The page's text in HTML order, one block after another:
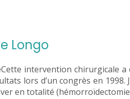
Longo
intervention chirurgicale
lors d’un congrès en 1998.
en totalité